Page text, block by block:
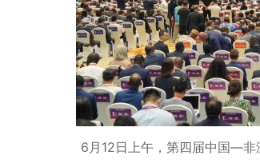
6月12日上午，第四届中国—非